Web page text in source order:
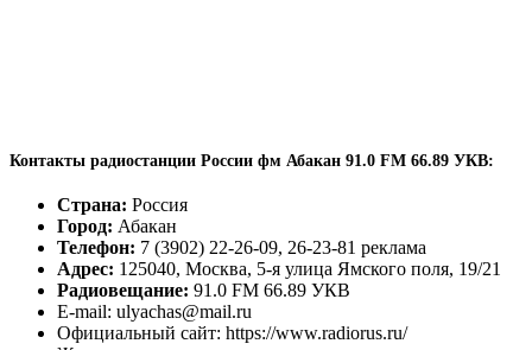
Контакты радиостанции России фм Абакан 91.0 FM 66.89 УКВ:
Страна: Россия
Город: Абакан
Телефон: 7 (3902) 22-26-09, 26-23-81 реклама
Адрес: 125040, Москва, 5-я улица Ямского поля, 19/21
Радиовещание: 91.0 FM 66.89 УКВ
E-mail: ulyachas@mail.ru
Официальный сайт: https://www.radiorus.ru/